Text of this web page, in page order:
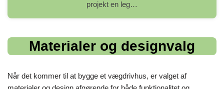
projekt en leg…
Materialer og designvalg
Når det kommer til at bygge et vægdrivhus, er valget af